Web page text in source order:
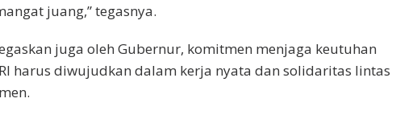
juang,” tegasnya.
juga oleh Gubernur, komitmen menjaga keutuhan
harus diwujudkan dalam kerja nyata dan solidaritas lintas